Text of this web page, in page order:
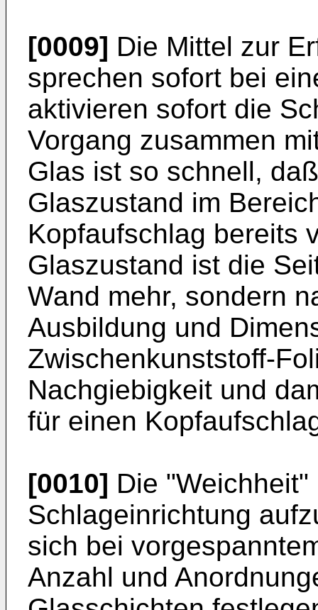
[0009] Die Mittel zur
sprechen sofort bei
aktivieren sofort die
Vorgang zusammen
Glas ist so schnell,
Glaszustand im
Kopfaufschlag bereits
Glaszustand ist die
Wand mehr, sondern
Ausbildung und
Zwischenkunststoff-
Nachgiebigkeit und
für einen
[0010] Die
Schlageinrichtung
sich bei
Anzahl und